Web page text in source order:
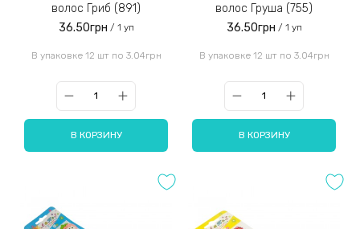
волос Гриб (891)
36.50грн / 1 уп
В упаковке 12 шт по 3.04грн
В КОРЗИНУ
волос Груша (755)
36.50грн / 1 уп
В упаковке 12 шт по 3.04грн
В КОРЗИНУ